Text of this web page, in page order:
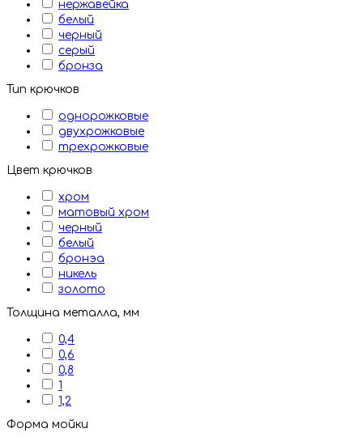
нержавейка
белый
черный
серый
бронза
Тип крючков
однорожковые
двухрожковые
трехрожковые
Цвет крючков
хром
матовый хром
черный
белый
бронэа
никель
золото
Толщина металла, мм
0,4
0,6
0,8
1
1,2
Форма мойки